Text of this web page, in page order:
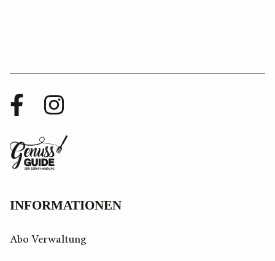
Facebook
Profil
Instagram
Zurück
zur
INFORMATIONEN
Abo Verwaltung